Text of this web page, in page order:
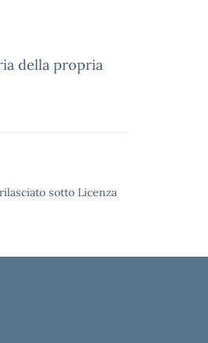
della propria
sotto Licenza